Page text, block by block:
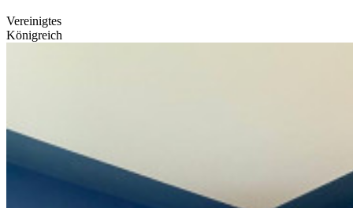
Vereinigtes
Königreich